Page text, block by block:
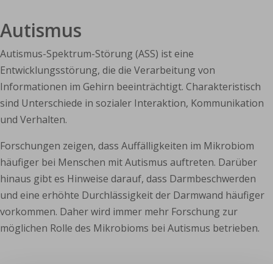
Autismus
Autismus-Spektrum-Störung (ASS) ist eine
Entwicklungsstörung, die die Verarbeitung von
Informationen im Gehirn beeinträchtigt. Charakteristisch
sind Unterschiede in sozialer Interaktion, Kommunikation
und Verhalten.
Forschungen zeigen, dass Auffälligkeiten im Mikrobiom
häufiger bei Menschen mit Autismus auftreten. Darüber
hinaus gibt es Hinweise darauf, dass Darmbeschwerden
und eine erhöhte Durchlässigkeit der Darmwand häufiger
vorkommen. Daher wird immer mehr Forschung zur
möglichen Rolle des Mikrobioms bei Autismus betrieben.